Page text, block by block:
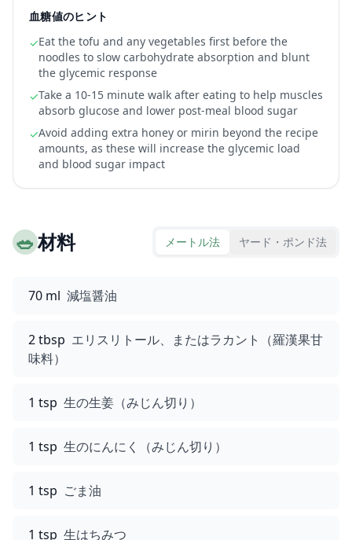
血糖値のヒント
✓Eat the tofu and any vegetables first before the
noodles to slow carbohydrate absorption and blunt
the glycemic response
✓Take a 10-15 minute walk after eating to help muscles
absorb glucose and lower post-meal blood sugar
✓Avoid adding extra honey or mirin beyond the recipe
amounts, as these will increase the glycemic load
and blood sugar impact
🥗材料 メートル法 ヤード・ポンド法
70 ml 減塩醤油
2 tbsp エリスリトール、またはラカント（羅漢果甘
味料）
1 tsp 生の生姜（みじん切り）
1 tsp 生のにんにく（みじん切り）
1 tsp ごま油
1 tsp 生はちみつ